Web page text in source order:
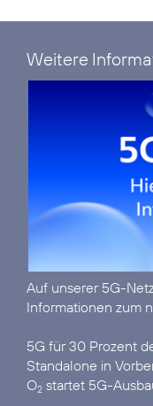
Weitere
Auf unserer 5G-
Informationen zum
5G für 30 Prozent
Standalone in
O2 startet 5G-